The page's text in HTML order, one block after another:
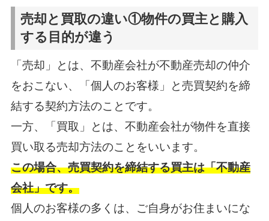
売却と買取の違い①物件の買主と購入
する目的が違う
「売却」とは、不動産会社が不動産売却の仲介
をおこない、「個人のお客様」と売買契約を締
結する契約方法のことです。
一方、「買取」とは、不動産会社が物件を直接
買い取る売却方法のことをいいます。
この場合、売買契約を締結する買主は「不動産
会社」です。
個人のお客様の多くは、ご自身がお住まいにな